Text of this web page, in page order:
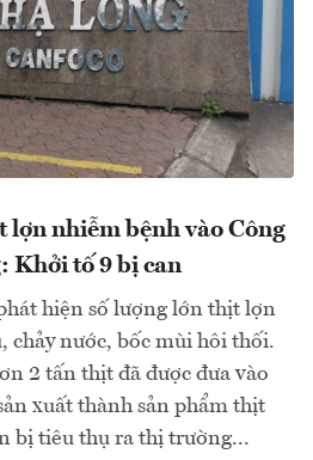
nhiễm bệnh vào Công
Khởi tố 9 bị can
hiện số lượng lớn thịt lợn
chảy nước, bốc mùi hôi thối.
2 tấn thịt đã được đưa vào
xuất thành sản phẩm thịt
bị tiêu thụ ra thị trường...